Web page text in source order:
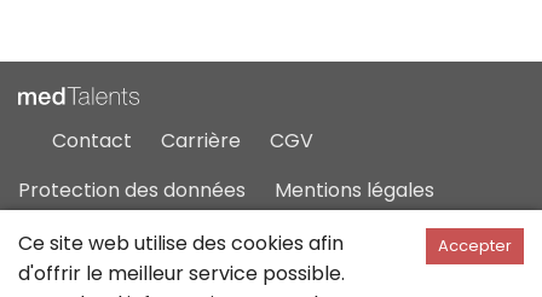
Contact Carrière
CGV
Protection des données
Mentions légales
Plan du site
Ce site web utilise des cookies afin
d'offrir le meilleur service possible.
Accepter